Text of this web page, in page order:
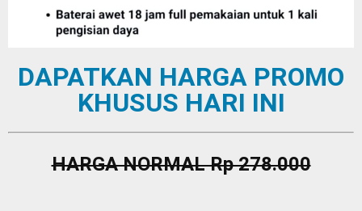
DAPATKAN HARGA PROMO
KHUSUS HARI INI
HARGA NORMAL Rp 278.000